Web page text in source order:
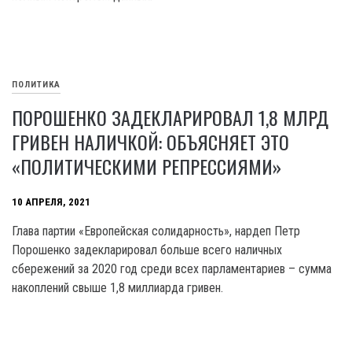
ПОЛИТИКА
ПОРОШЕНКО ЗАДЕКЛАРИРОВАЛ 1,8 МЛРД
ГРИВЕН НАЛИЧКОЙ: ОБЪЯСНЯЕТ ЭТО
«ПОЛИТИЧЕСКИМИ РЕПРЕССИЯМИ»
10 АПРЕЛЯ, 2021
Глава партии «Европейская солидарность», нардеп Петр
Порошенко задекларировал больше всего наличных
сбережений за 2020 год среди всех парламентариев – сумма
накоплений свыше 1,8 миллиарда гривен.